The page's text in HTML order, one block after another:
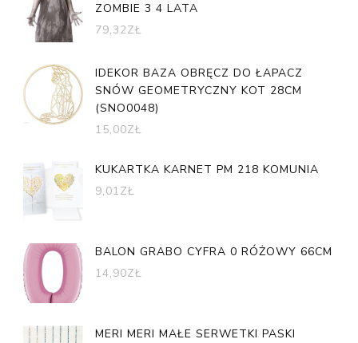
ZOMBIE 3 4 LATA
79,32ZŁ
IDEKOR BAZA OBRĘCZ DO ŁAPACZ
SNÓW GEOMETRYCZNY KOT 28CM
(SNO0048)
15,00ZŁ
KUKARTKA KARNET PM 218 KOMUNIA
9,01ZŁ
BALON GRABO CYFRA 0 RÓŻOWY 66CM
14,90ZŁ
MERI MERI MAŁE SERWETKI PASKI